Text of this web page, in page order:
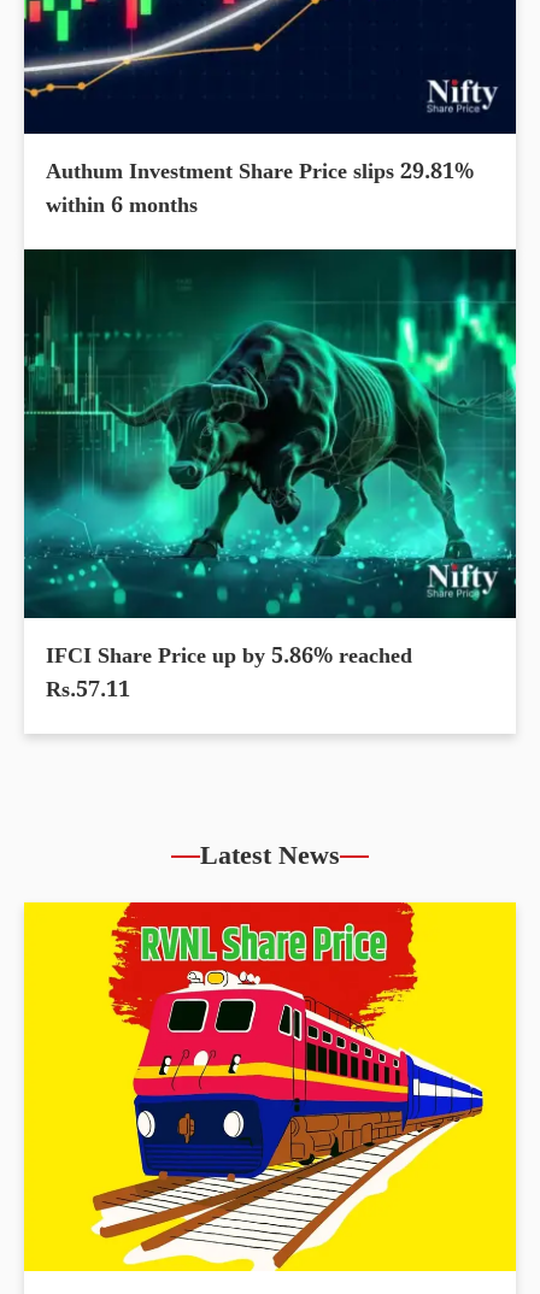
Authum Investment Share Price slips 29.81%
within 6 months
IFCI Share Price up by 5.86% reached
Rs.57.11
Latest News